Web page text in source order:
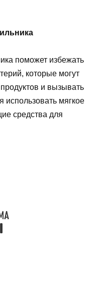
поможет избежать
которые могут
и вызывать
использовать мягкое
средства для